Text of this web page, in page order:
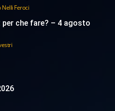
Nelli Feroci
che fare? – 4 agosto